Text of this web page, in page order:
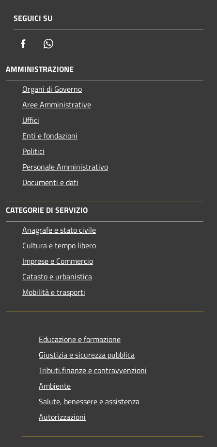
SEGUICI SU
Facebook
AMMINISTRAZIONE
Organi di Governo
Aree Amministrative
Uffici
Enti e fondazioni
Politici
Personale Amministrativo
Documenti e dati
CATEGORIE DI SERVIZIO
Anagrafe e stato civile
Cultura e tempo libero
Imprese e Commercio
Catasto e urbanistica
Mobilità e trasporti
Educazione e formazione
Giustizia e sicurezza pubblica
Tributi,finanze e contravvenzioni
Ambiente
Salute, benessere e assistenza
Autorizzazioni